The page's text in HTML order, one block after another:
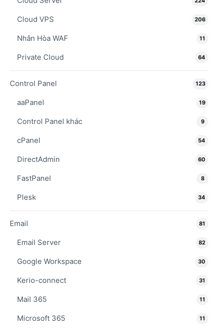
Cloud VPS 206
Nhân Hòa WAF 11
Private Cloud 64
Control Panel 123
aaPanel 19
Control Panel khác 9
cPanel 54
DirectAdmin 60
FastPanel 8
Plesk 34
Email 81
Email Server 82
Google Workspace 30
Kerio-connect 31
Mail 365 11
Microsoft 365 11